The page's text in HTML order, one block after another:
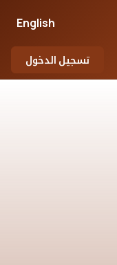
English
تسجيل الدخول